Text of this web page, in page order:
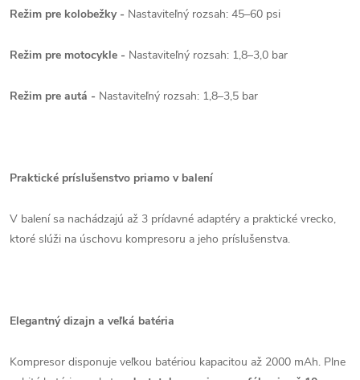
Režim pre kolobežky - Nastaviteľný rozsah: 45–60 psi
Režim pre motocykle - Nastaviteľný rozsah: 1,8–3,0 bar
Režim pre autá - Nastaviteľný rozsah: 1,8–3,5 bar
Praktické príslušenstvo priamo v balení
V balení sa nachádzajú až 3 prídavné adaptéry a praktické vrecko,
ktoré slúži na úschovu kompresoru a jeho príslušenstva.
Elegantný dizajn a veľká batéria
Kompresor disponuje veľkou batériou kapacitou až 2000 mAh. Plne